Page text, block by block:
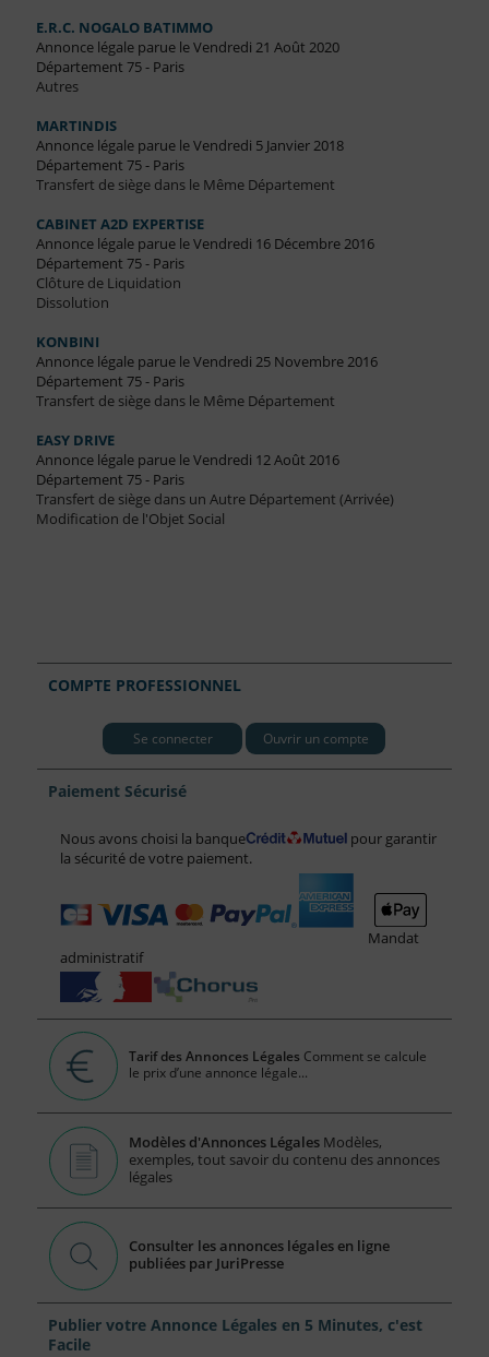
E.R.C. NOGALO BATIMMO
Annonce légale parue le Vendredi 21 Août 2020
Département 75 - Paris
Autres
MARTINDIS
Annonce légale parue le Vendredi 5 Janvier 2018
Département 75 - Paris
Transfert de siège dans le Même Département
CABINET A2D EXPERTISE
Annonce légale parue le Vendredi 16 Décembre 2016
Département 75 - Paris
Clôture de Liquidation
Dissolution
KONBINI
Annonce légale parue le Vendredi 25 Novembre 2016
Département 75 - Paris
Transfert de siège dans le Même Département
EASY DRIVE
Annonce légale parue le Vendredi 12 Août 2016
Département 75 - Paris
Transfert de siège dans un Autre Département (Arrivée)
Modification de l'Objet Social
COMPTE PROFESSIONNEL
Se connecter Ouvrir un compte
Paiement Sécurisé
Nous avons choisi la banque
pour garantir
la sécurité de votre paiement.
Mandat
administratif
Tarif des Annonces Légales Comment se calcule
le prix d’une annonce légale...
Modèles d'Annonces Légales Modèles,
exemples, tout savoir du contenu des annonces
légales
Consulter les annonces légales en ligne
publiées par JuriPresse
Publier votre Annonce Légales en 5 Minutes, c'est
Facile